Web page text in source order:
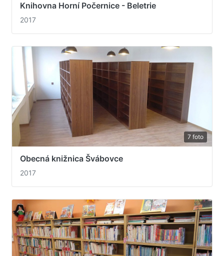
Knihovna Horní Počernice - Beletrie
2017
7 foto
Obecná knižnica Švábovce
2017